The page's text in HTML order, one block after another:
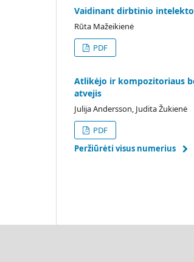
Vaidinant dirbtinio
Rūta Mažeikienė
PDF
Atlikėjo ir kompozitoriaus
atvejis
Julija Andersson, Judita Žukienė
PDF
Peržiūrėti visus numerius